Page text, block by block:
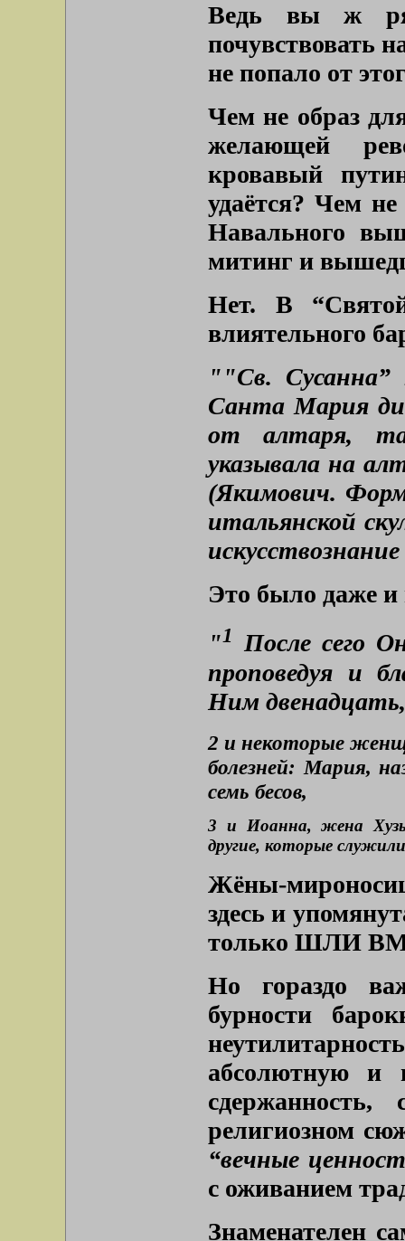
Ведь вы ж
почувствовать
не попало от
Чем не образ
желающей
кровавый
удаётся? Чем
Навального
митинг и
Нет. В
влиятельного
""Св. Сусанна”
Санта Мария
от алтаря,
указывала на
(Якимович.
итальянской
Это было даже и
"1 После сего
проповедуя и
Ним двенадцать,
2 и некоторые
болезней: Мария,
семь бесов,
3 и Иоанна, жена
другие, которые
Жёны-
здесь и
только ШЛИ
Но гораздо
бурности
абсолютную и
сдержанность,
религиозном
“вечные
с оживанием
Знаменателен